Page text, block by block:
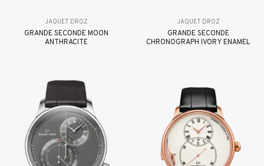
JAQUET DROZ
GRANDE SECONDE MOON
ANTHRACITE
JAQUET DROZ
GRANDE SECONDE
CHRONOGRAPH IVORY ENAMEL